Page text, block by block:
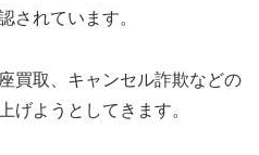
されています。
買取、キャンセル詐欺などの
げようとしてきます。